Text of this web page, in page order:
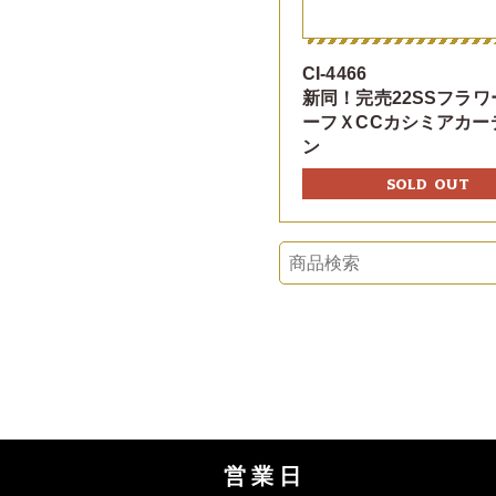
CI-4466
新同！完売22SSフラワ
ーフＸCCカシミアカー
ン
SOLD OUT
営業日